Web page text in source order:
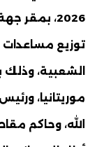
2026، بمقر
توزيع
الشعبية،
موريتانيا،
الله، وحاكم